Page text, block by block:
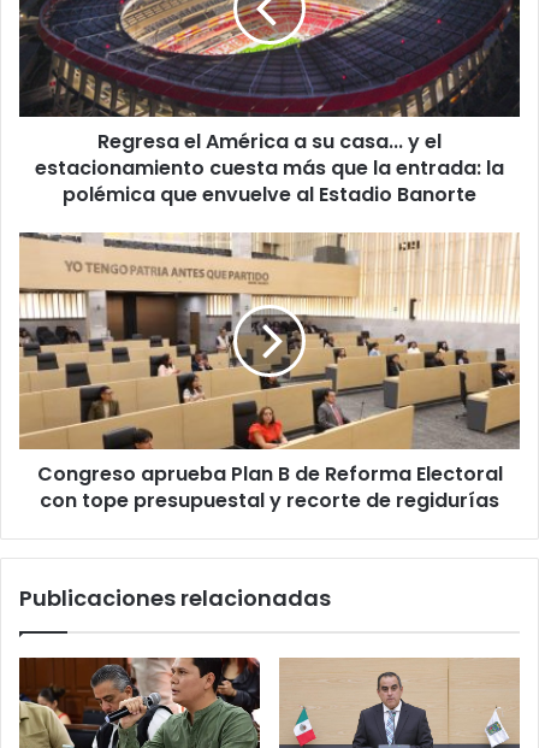
su
casa...
el
estacionamiento
más
entrada:
polémica
que
envuelve
al
Estadio
Regresa el América a su casa... y el
estacionamiento cuesta más que la entrada: la
polémica que envuelve al Estadio Banorte
Congreso
aprueba
Plan
B
de
Reforma
Electoral
tope
presupuestal
de
Congreso aprueba Plan B de Reforma Electoral
con tope presupuestal y recorte de regidurías
Publicaciones relacionadas